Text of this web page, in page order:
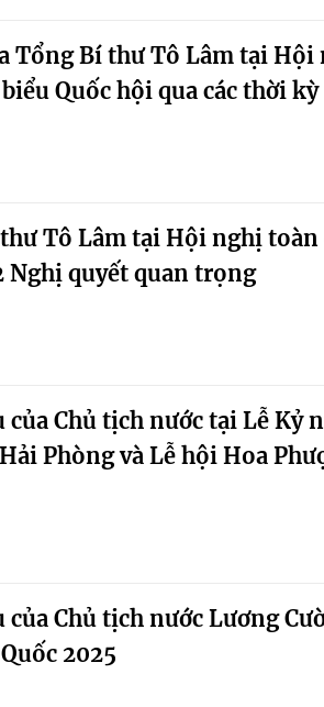
Tổng Bí thư Tô Lâm tại Hội
Quốc hội qua các thời kỳ
Tô Lâm tại Hội nghị toàn
quyết quan trọng
Chủ tịch nước tại Lễ Kỷ
Phòng và Lễ hội Hoa
Chủ tịch nước Lương
2025